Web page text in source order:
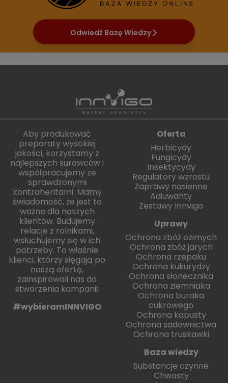
Odwiedź Bazę Wiedzy
Aby produkować
preparaty wysokiej
jakości, korzystamy z
najlepszych surowców i
współpracujemy ze
sprawdzonymi
kontrahentami. Mamy
świadomość, że jest to
ważne dla naszych
klientów. Budujemy
relacje z rolnikami,
wsłuchujemy się w ich
potrzeby. To właśnie
klienci, którzy sięgają po
naszą ofertę,
zainspirowali nas do
stworzenia kampanii:
#wybieramINNVIGO
Oferta
Herbicydy
Fungicydy
Insektycydy
Regulatory wzrostu
Zaprawy nasienne
Adiuwanty
Zestawy Innvigo
Uprawy
Ochrona zbóż ozimych
Ochrona zbóż jarych
Ochrona rzepaku
Ochrona kukurydzy
Ochrona słonecznika
Ochrona ziemniaka
Ochrona buraka
cukrowego
Ochrona kapusty
Ochrona sadownictwa
Ochrona truskawki
Baza wiedzy
Substancje czynne
Chwasty